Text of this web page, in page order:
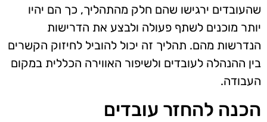
שהעובדים ירגישו שהם חלק מהתהליך, כך הם יהיו
יותר מוכנים לשתף פעולה ולבצע את הדרישות
הנדרשות מהם. תהליך זה יכול להוביל לחיזוק הקשרים
בין ההנהלה לעובדים ולשיפור האווירה הכללית במקום
העבודה.
הכנה להחזר עובדים